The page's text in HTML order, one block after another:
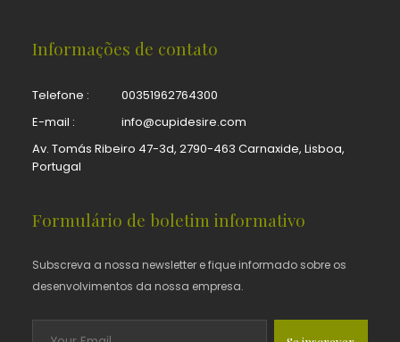
Informações de contato
Telefone :
00351962764300
E-mail :
info@cupidesire.com
Av. Tomás Ribeiro 47-3d, 2790-463 Carnaxide, Lisboa,
Portugal
Formulário de boletim informativo
Subscreva a nossa newsletter e fique informado sobre os
desenvolvimentos da nossa empresa.